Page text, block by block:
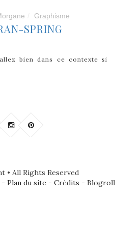
Graphisme
SPRING
bien dans ce contexte si
• All Rights Reserved
- Plan du site - Crédits - Blogroll